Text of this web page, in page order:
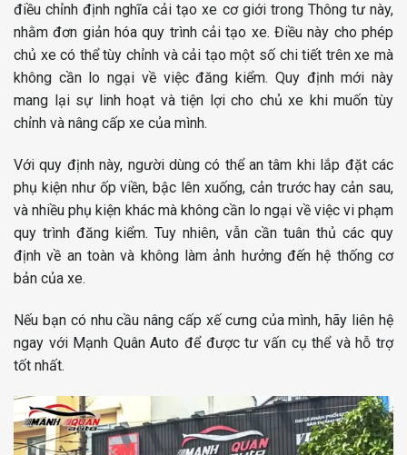
điều chỉnh định nghĩa cải tạo xe cơ giới trong Thông tư này,
nhằm đơn giản hóa quy trình cải tạo xe. Điều này cho phép
chủ xe có thể tùy chỉnh và cải tạo một số chi tiết trên xe mà
không cần lo ngại về việc đăng kiểm. Quy định mới này
mang lại sự linh hoạt và tiện lợi cho chủ xe khi muốn tùy
chỉnh và nâng cấp xe của mình.
Với quy định này, người dùng có thể an tâm khi lắp đặt các
phụ kiện như ốp viền, bậc lên xuống, cản trước hay cản sau,
và nhiều phụ kiện khác mà không cần lo ngại về việc vi phạm
quy trình đăng kiểm. Tuy nhiên, vẫn cần tuân thủ các quy
định về an toàn và không làm ảnh hưởng đến hệ thống cơ
bản của xe.
Nếu bạn có nhu cầu nâng cấp xế cưng của mình, hãy liên hệ
ngay với Mạnh Quân Auto để được tư vấn cụ thể và hỗ trợ
tốt nhất.